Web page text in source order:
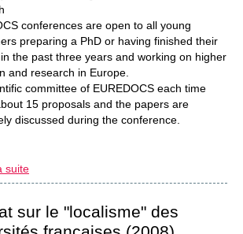
conferences are open to all young
preparing a PhD or having finished their
the past three years and working on higher
and research in Europe.
committee of EUREDOCS each time
15 proposals and the papers are
discussed during the conference.
suite
sur le "localisme" des